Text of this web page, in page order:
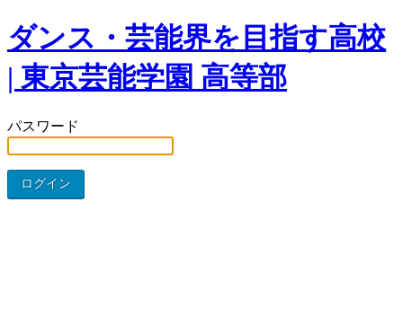
ダンス・芸能界を目指す高校
| 東京芸能学園 高等部
パスワード